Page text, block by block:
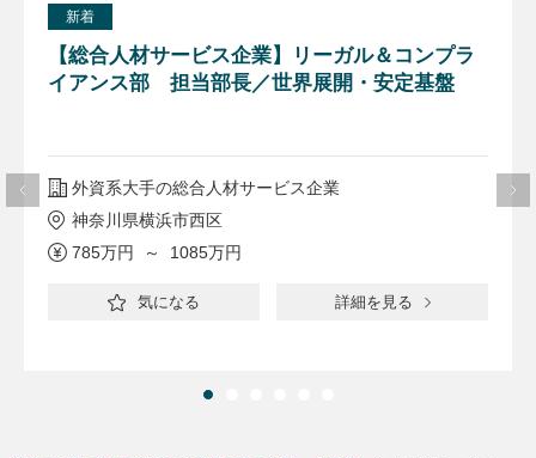
新着
【総合人材サービス企業】リーガル＆コンプラ
イアンス部 担当部長／世界展開・安定基盤
外資系大手の総合人材サービス企業
神奈川県横浜市西区
785万円 ～ 1085万円
気になる 詳細を見る